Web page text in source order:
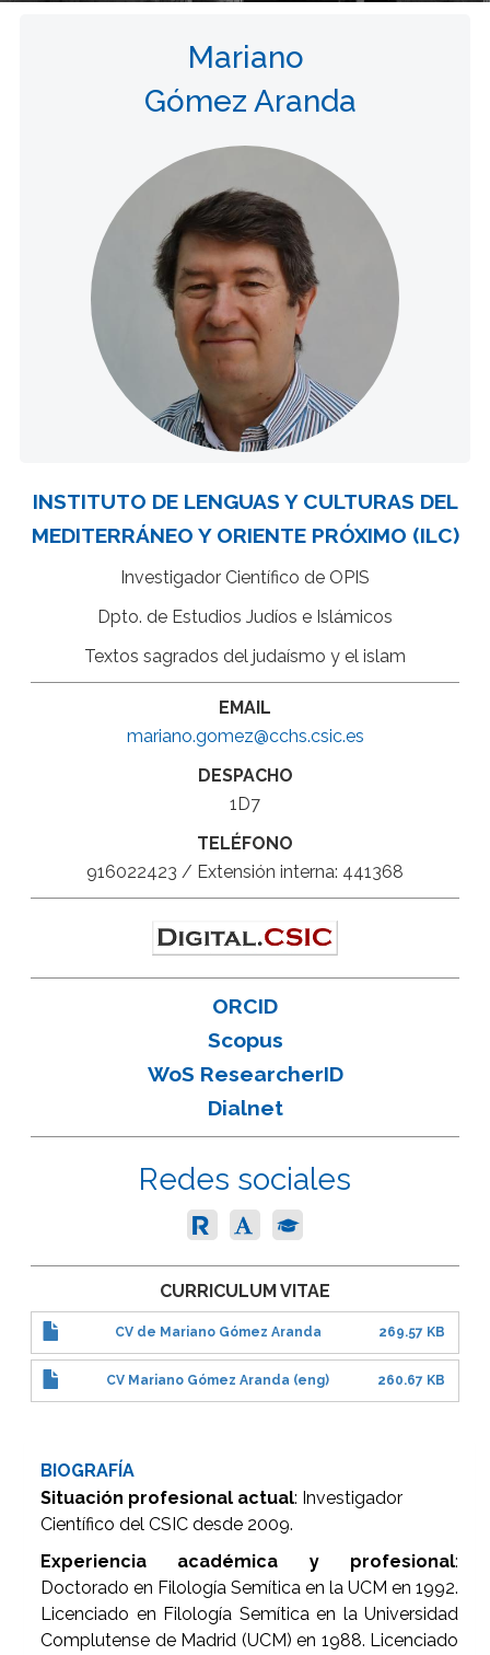
Mariano
Gómez Aranda
INSTITUTO DE LENGUAS Y CULTURAS DEL
MEDITERRÁNEO Y ORIENTE PRÓXIMO (ILC)
Investigador Científico de OPIS
Dpto. de Estudios Judíos e Islámicos
Textos sagrados del judaísmo y el islam
EMAIL
mariano.gomez@cchs.csic.es
DESPACHO
1D7
TELÉFONO
916022423 / Extensión interna: 441368
ORCID
Scopus
WoS ResearcherID
Dialnet
Redes sociales
CURRICULUM VITAE
CV de Mariano Gómez Aranda 269.57 KB
CV Mariano Gómez Aranda (eng) 260.67 KB
BIOGRAFÍA
Situación profesional actual: Investigador
Científico del CSIC desde 2009.
Experiencia académica y profesional:
Doctorado en Filología Semítica en la UCM en 1992.
Licenciado en Filología Semítica en la Universidad
Complutense de Madrid (UCM) en 1988. Licenciado